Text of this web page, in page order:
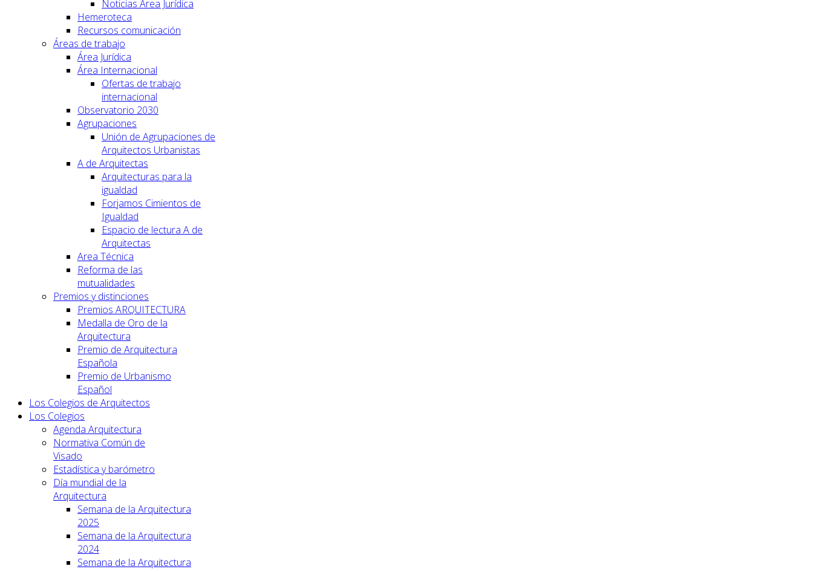
Noticias Area Jurídica
Hemeroteca
Recursos comunicación
Áreas de trabajo
Área Jurídica
Área Internacional
Ofertas de trabajo
internacional
Observatorio 2030
Agrupaciones
Unión de Agrupaciones de
Arquitectos Urbanistas
A de Arquitectas
Arquitecturas para la
igualdad
Forjamos Cimientos de
Igualdad
Espacio de lectura A de
Arquitectas
Area Técnica
Reforma de las
mutualidades
Premios y distinciones
Premios ARQUITECTURA
Medalla de Oro de la
Arquitectura
Premio de Arquitectura
Española
Premio de Urbanismo
Español
Los Colegios de Arquitectos
Los Colegios
Agenda Arquitectura
Normativa Común de
Visado
Estadística y barómetro
Día mundial de la
Arquitectura
Semana de la Arquitectura
2025
Semana de la Arquitectura
2024
Semana de la Arquitectura